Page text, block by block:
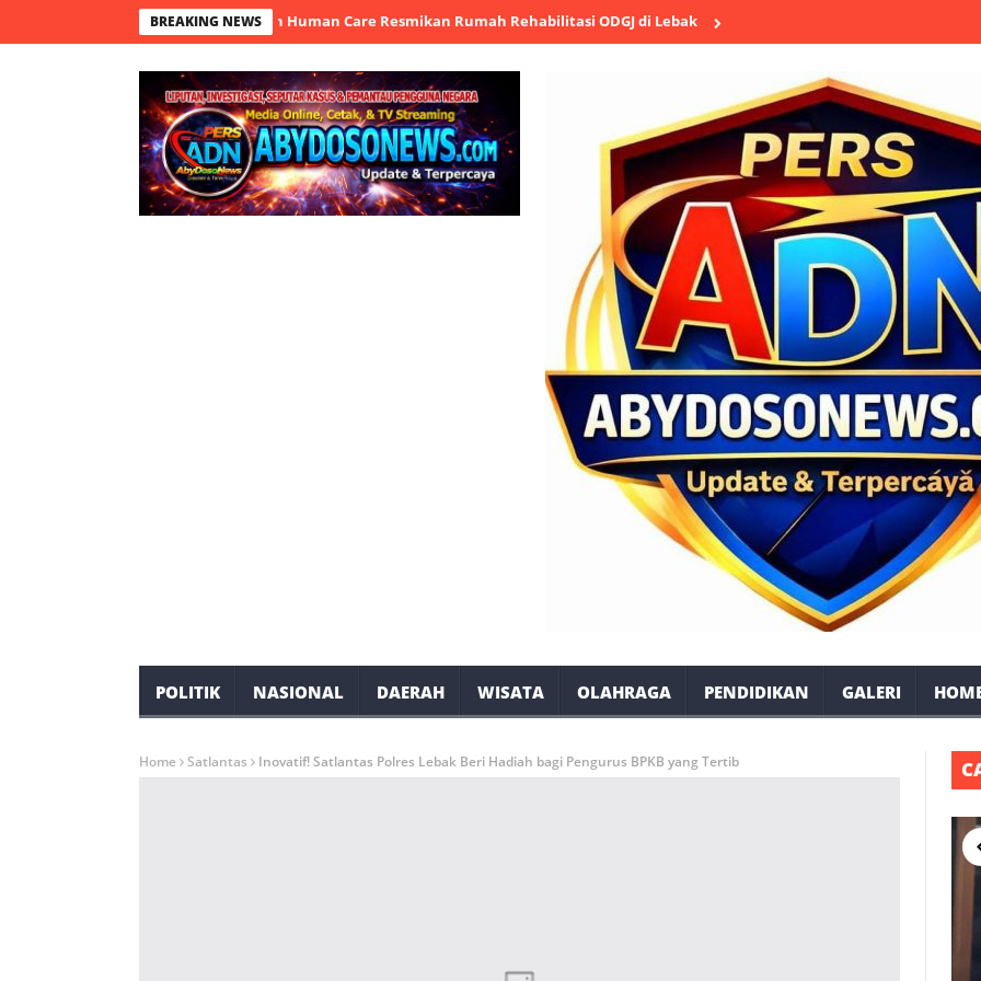
BREAKING NEWS
Harapan: Yunaniah Human Care Resmikan Rumah Rehabilitasi ODGJ di Lebak Polsek Cikande Ungkap Aksi Pencurian Besi
POLITIK NASIONAL DAERAH WISATA OLAHRAGA PENDIDIKAN GALERI
Home Satlantas Inovatif! Satlantas Polres Lebak Beri Hadiah bagi Pengurus BPKB yang Tertib